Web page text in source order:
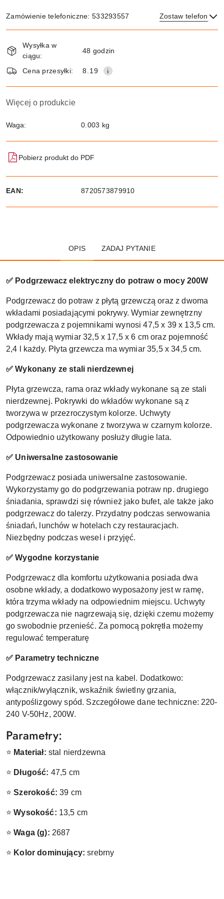
Zamówienie telefoniczne: 533293557 Zostaw telefon
i
dostawa
Wysyłka w
ciągu:
48 godzin
Cena przesyłki: 8.19
Więcej o produkcie
Waga: 0.003 kg
Pobierz produkt do PDF
EAN: 8720573879910
OPIS ZADAJ PYTANIE
✅ Podgrzewacz elektryczny do potraw o mocy 200W
Podgrzewacz do potraw z płytą grzewczą oraz z dwoma
wkładami posiadającymi pokrywy. Wymiar zewnętrzny
podgrzewacza z pojemnikami wynosi 47,5 x 39 x 13,5 cm.
Wkłady mają wymiar 32,5 x 17,5 x 6 cm oraz pojemność
2,4 l każdy. Płyta grzewcza ma wymiar 35,5 x 34,5 cm.
✅ Wykonany ze stali nierdzewnej
Płyta grzewcza, rama oraz wkłady wykonane są ze stali
nierdzewnej. Pokrywki do wkładów wykonane są z
tworzywa w przezroczystym kolorze. Uchwyty
podgrzewacza wykonane z tworzywa w czarnym kolorze.
Odpowiednio użytkowany posłuży długie lata.
✅ Uniwersalne zastosowanie
Podgrzewacz posiada uniwersalne zastosowanie.
Wykorzystamy go do podgrzewania potraw np. drugiego
śniadania, sprawdzi się również jako bufet, ale także jako
podgrzewacz do talerzy. Przydatny podczas serwowania
śniadań, lunchów w hotelach czy restauracjach.
Niezbędny podczas wesel i przyjęć.
✅ Wygodne korzystanie
Podgrzewacz dla komfortu użytkowania posiada dwa
osobne wkłady, a dodatkowo wyposażony jest w ramę,
która trzyma wkłady na odpowiednim miejscu. Uchwyty
podgrzewacza nie nagrzewają się, dzięki czemu możemy
go swobodnie przenieść. Za pomocą pokrętła możemy
regulować temperaturę
✅ Parametry techniczne
Podgrzewacz zasilany jest na kabel. Dodatkowo:
włącznik/wyłącznik, wskaźnik świetlny grzania,
antypoślizgowy spód. Szczegółowe dane techniczne: 220-
240 V-50Hz, 200W.
Parametry:
⭐ Materiał: stal nierdzewna
⭐ Długość: 47,5 cm
⭐Szerokość: 39 cm
⭐Wysokość: 13,5 cm
⭐Waga (g): 2687
⭐ Kolor dominujący: srebrny